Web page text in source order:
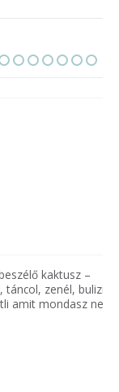
kaktusz –
zenél, bulizik –
mondasz neki